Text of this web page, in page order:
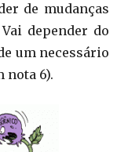
de mudanças
depender do
um necessário
nota 6).